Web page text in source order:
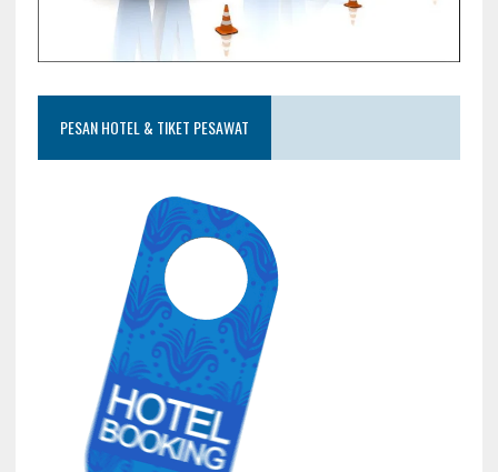
PESAN HOTEL & TIKET PESAWAT